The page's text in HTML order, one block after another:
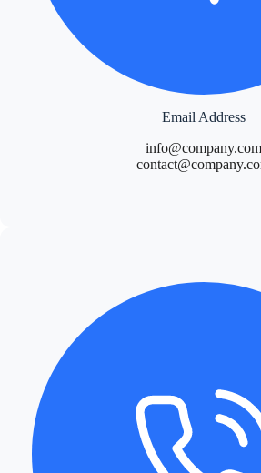
Email Address
info@company.com